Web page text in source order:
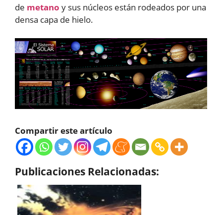
de metano y sus núcleos están rodeados por una
densa capa de hielo.
Compartir este artículo
Publicaciones Relacionadas: